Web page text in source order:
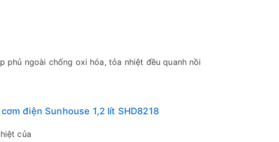
phủ ngoài chống oxi hóa, tỏa nhiệt đều quanh nồi
điện Sunhouse 1,2 lít SHD8218
của